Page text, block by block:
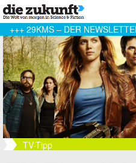
+++ 29KMS – DER
TV-Tipp